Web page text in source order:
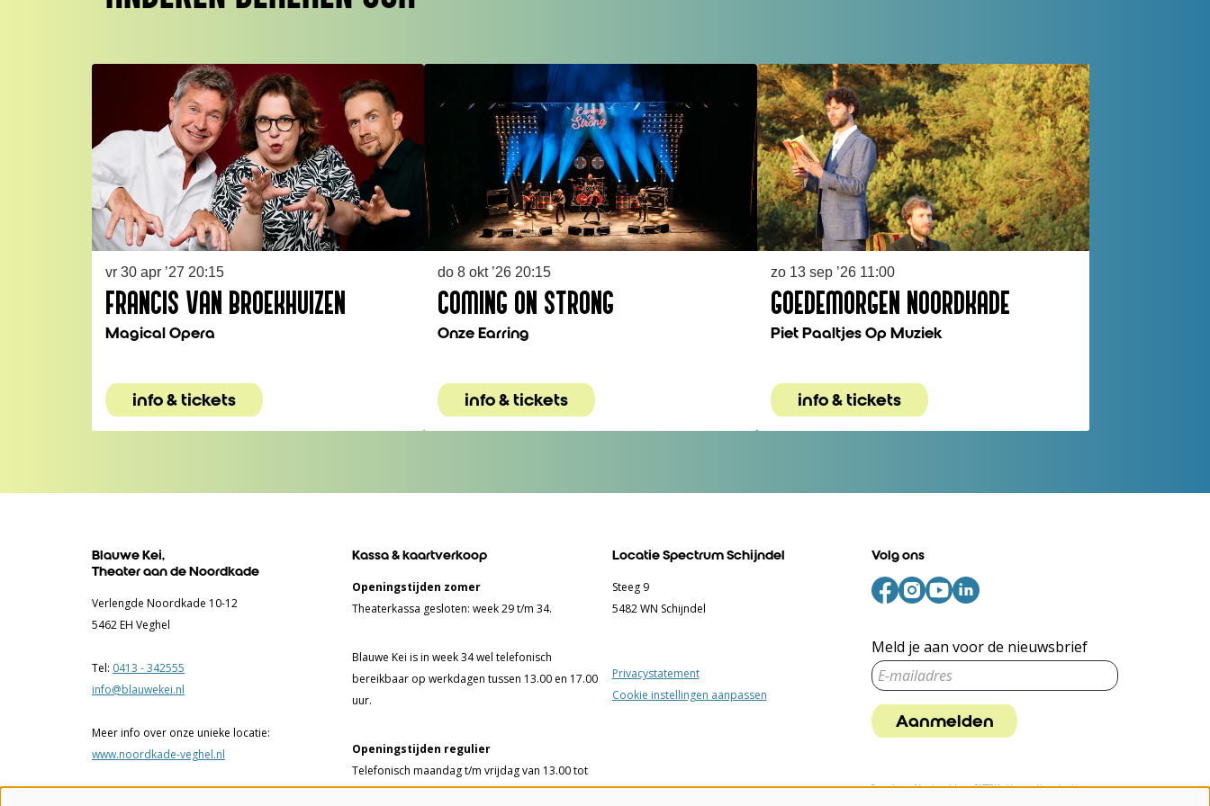
FRANCIS VAN BROEKHUIZEN
Magical Opera
vr 30 apr ’27 20:15
info & tickets
COMING ON STRONG
Onze Earring
do 8 okt ’2620:15
info & tickets
GOEDEMORGEN NOORDKADE
Piet Paaltjes Op Muziek
zo 13 sep ’26 11:00
info & tickets
Blauwe Kei,
Theater aan de Noordkade
Verlengde Noordkade 10-12
5462 EH Veghel
Tel: 0413 - 342555
info@blauwekei.nl
Meer info over onze unieke locatie:
www.noordkade-veghel.nl
Kassa & kaartverkoop
Openingstijden zomer
Theaterkassa gesloten: week 29 t/m 34.
Blauwe Kei is in week 34 wel telefonisch
bereikbaar op werkdagen tussen 13.00 en 17.00
uur.
Openingstijden regulier
Telefonisch maandag t/m vrijdag van 13.00 tot
17.00 uur.
Locatie Spectrum Schijndel
Steeg 9
5482 WN Schijndel
Privacystatement
Cookie instellingen aanpassen
Volg ons
Meld je aan voor de nieuwsbrief
Aanmelden
Deze site wordt beschermd door reCAPTCHA, dataverwerking gebeurt in